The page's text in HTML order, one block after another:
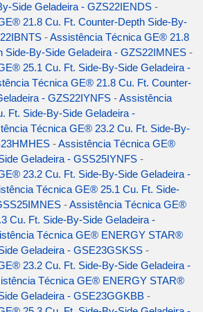
Side Geladeira - GZS22IENDS -
21.8 Cu. Ft. Counter-Depth Side-By-
-Assistência Técnica GE® 21.8
Side-By-Side Geladeira - GZS22IMNES -
25.1 Cu. Ft. Side-By-Side Geladeira -
Técnica GE® 21.8 Cu. Ft. Counter-
- GZS22IYNFS -Assistência
Ft. Side-By-Side Geladeira -
Técnica GE® 23.2 Cu. Ft. Side-By-
-Assistência Técnica GE®
Geladeira - GSS25IYNFS -
23.2 Cu. Ft. Side-By-Side Geladeira -
Técnica GE® 25.1 Cu. Ft. Side-
-Assistência Técnica GE®
Cu. Ft. Side-By-Side Geladeira -
Técnica GE® ENERGY STAR®
Geladeira - GSE23GSKSS -
23.2 Cu. Ft. Side-By-Side Geladeira -
Técnica GE® ENERGY STAR®
Geladeira - GSE23GGKBB -